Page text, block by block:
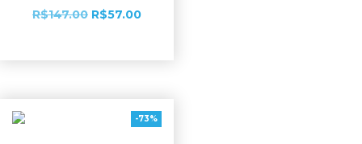
R$147.00 R$57.00
-73%